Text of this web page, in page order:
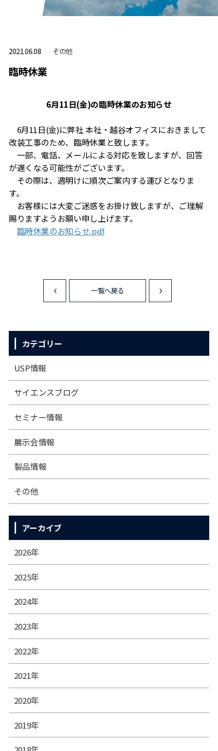
2021.06.08 その他
臨時休業
6月11日(金)の臨時休業のお知らせ
6月11日(金)に弊社 本社・越谷オフィスにおきまして
改装工事のため、臨時休業と致します。
一部、電話、メールによる対応を致しますが、回答
が遅くなる可能性がございます。
その際は、週明けに順次ご案内する運びとなりま
す。
お客様には大変ご迷惑をお掛け致しますが、ご理解
賜りますようお願い申し上げます。
臨時休業のお知らせ.pdf
<
一覧へ戻る
カテゴリー
USP情報
サイエンスブログ
セミナー情報
展⽰会情報
製品情報
その他
アーカイブ
2026年
2025年
2024年
2023年
2022年
2021年
2020年
2019年